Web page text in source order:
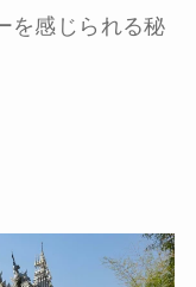
を感じられる秘